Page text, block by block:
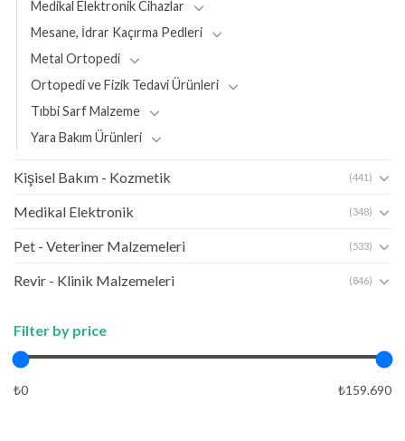
Medikal Elektronik Cihazlar
Mesane, İdrar Kaçırma Pedleri
Metal Ortopedi
Ortopedi ve Fizik Tedavi Ürünleri
Tıbbi Sarf Malzeme
Yara Bakım Ürünleri
Kişisel Bakım - Kozmetik (441)
Medikal Elektronik (348)
Pet - Veteriner Malzemeleri (533)
Revir - Klinik Malzemeleri (846)
Filter by price
₺0 ₺159.690